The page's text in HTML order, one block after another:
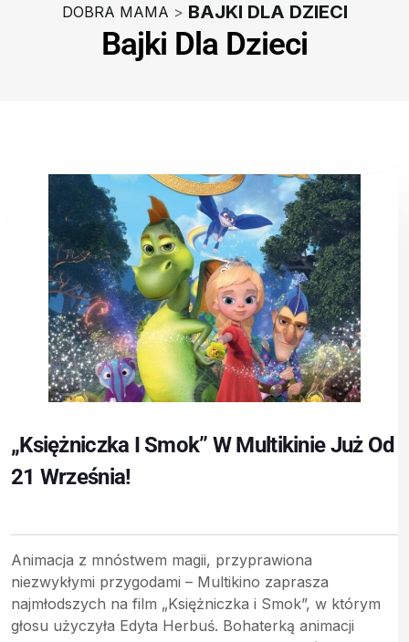
DOBRA MAMA > BAJKI DLA DZIECI
Bajki Dla Dzieci
„Księżniczka I Smok” W Multikinie Już Od
21 Września!
Animacja z mnóstwem magii, przyprawiona
niezwykłymi przygodami – Multikino zaprasza
najmłodszych na film „Księżniczka i Smok”, w którym
głosu użyczyła Edyta Herbuś. Bohaterką animacji